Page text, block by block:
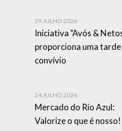
29 JULHO 2026
Iniciativa "Avós &
proporciona uma
convívio
24 JULHO 2026
Mercado do Rio Azul:
Valorize o que é nosso!